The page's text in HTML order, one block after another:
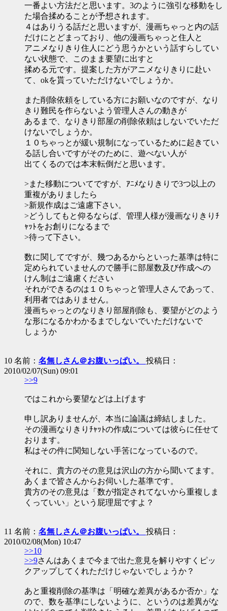
一番よい方法だと思います。3のように強引な移動をし
た場合揉めることが予想されます。
４はありうる話だと思いますが、漫画ちゃっと内の話
だけにとどまっており、他の漫画ちゃっと住人と
アニメなりきり住人にどう思うかという話すらしてい
ない状態で、このまま要望に出すと
揉める元です。提案した方がアニメなりきりに赴い
て、okを貰っていただけないでしょうか。
また削除依頼をしている方にお願いなのですが、なり
きり難民を作らないよう管理人さんの動きが
あるまで、なりきり部屋の削除依頼はしないでいただ
けないでしょうか。
１０ちゃっとが緩い規制になっているために起きてい
る話し合いですがそのために、遊べない人が
出てくるのでは本末転倒だと思います。
>また移動についてですが、ｱﾆﾒなりきりで3つ以上の
重複がありましたら
>新規作成はご遠慮下さい。
>どうしてもと仰るならば、管理人様が漫画なりきりﾁ
ｬｯﾄをお創りになるまで
>待って下さい。
数に関してですが、幾つあるからといった基準は特に
定められていませんので勝手に部屋数及び作成への
けん制はご遠慮ください
それができるのは１０ちゃっと管理人さんであって、
利用者ではありません。
漫画ちゃっとのなりきり部屋削除も、要望がどのよう
な形になるかわかるまでしないでいただけないで
しょうか
10 名前： 名無しさん＠お腹いっぱい。 投稿日：
2010/02/07(Sun) 09:01
>>9
ではこれから要望などは上げます
申し訳ありませんが、本当に論議は締結しました。
その漫画なりきりﾁｬｯﾄの作成については彼らに任せて
おります。
私はその件に関知しない手筈になっているので。
それに、貴方のその意見は沢山の方から聞いてます。
あくまで皆さんからお伺いした基準です。
貴方のその意見は「数が指定されてないから重複しま
くっていい」という屁理屈ですよ？
11 名前： 名無しさん＠お腹いっぱい。 投稿日：
2010/02/08(Mon) 10:47
>>10
>>9さんはあくまで今まで出た意見を解りやすくピッ
クアップしてくれただけじゃないでしょうか？
あと重複削除の基準は「明確な差異があるか否か」な
ので、数を基準にしないように、というのは差異がな